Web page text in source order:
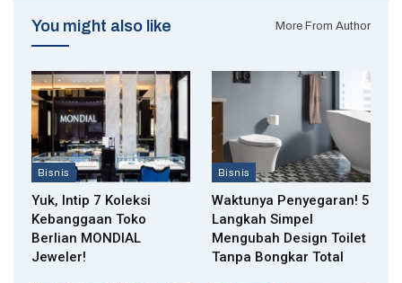
You might also like More From Author
Bisnis
Yuk, Intip 7 Koleksi
Kebanggaan Toko
Berlian MONDIAL
Jeweler!
Bisnis
Waktunya Penyegaran! 5
Langkah Simpel
Mengubah Design Toilet
Tanpa Bongkar Total